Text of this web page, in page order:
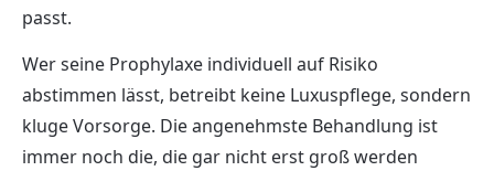
passt.
Wer seine Prophylaxe individuell auf Risiko
abstimmen lässt, betreibt keine Luxuspflege, sondern
kluge Vorsorge. Die angenehmste Behandlung ist
immer noch die, die gar nicht erst groß werden